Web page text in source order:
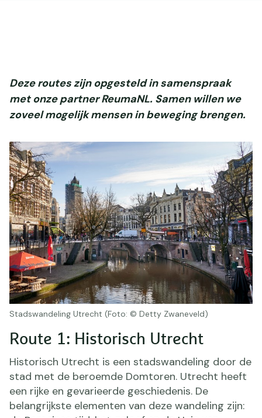
Deze routes zijn opgesteld in samenspraak
met onze partner ReumaNL. Samen willen we
zoveel mogelijk mensen in beweging brengen.
Stadswandeling Utrecht (Foto: © Detty Zwaneveld)
Route 1: Historisch Utrecht
Historisch Utrecht is een stadswandeling door de
stad met de beroemde Domtoren. Utrecht heeft
een rijke en gevarieerde geschiedenis. De
belangrijkste elementen van deze wandeling zijn: